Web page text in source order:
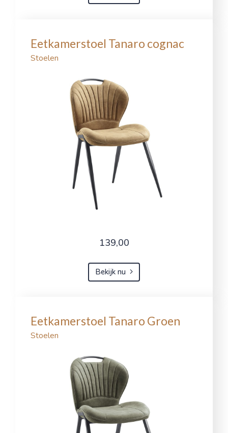
Eetkamerstoel Tanaro cognac
Stoelen
139,00
Bekijk nu
Eetkamerstoel Tanaro Groen
Stoelen